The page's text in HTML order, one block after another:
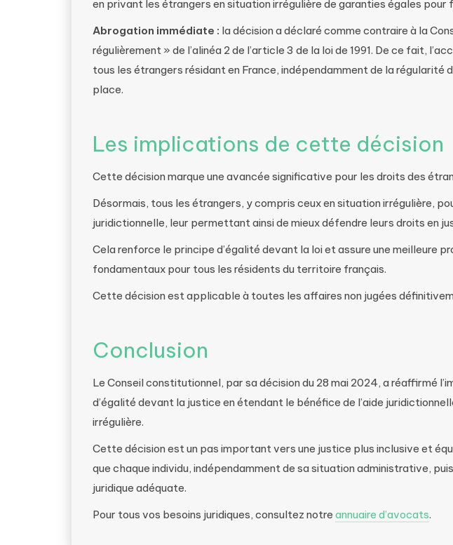
en privant les étrangers en situation irrégulière de garanties égales pour
Abrogation immédiate : la décision a déclaré comme contraire à la
régulièrement » de l’alinéa 2 de l’article 3 de la loi de 1991. De ce fait,
tous les étrangers résidant en France, indépendamment de la régularité
place.
Les implications de cette décision
Cette décision marque une avancée significative pour les droits des
Désormais, tous les étrangers, y compris ceux en situation irrégulière,
juridictionnelle, leur permettant ainsi de mieux défendre leurs droits en
Cela renforce le principe d’égalité devant la loi et assure une meilleure
fondamentaux pour tous les résidents du territoire français.
Cette décision est applicable à toutes les affaires non jugées
Conclusion
Le Conseil constitutionnel, par sa décision du 28 mai 2024, a réaffirmé
d’égalité devant la justice en étendant le bénéfice de l’aide
irrégulière.
Cette décision est un pas important vers une justice plus inclusive et
que chaque individu, indépendamment de sa situation administrative,
juridique adéquate.
Pour tous vos besoins juridiques, consultez notre annuaire d’avocats.